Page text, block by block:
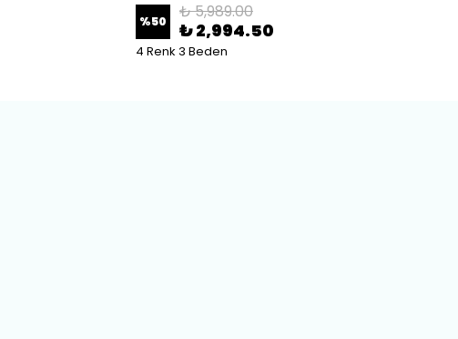
%50 ₺ 5,989.00
₺ 2,994.50
4 Renk 3 Beden